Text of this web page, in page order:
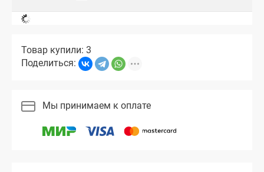
Товар купили: 3
Поделиться:
Мы принимаем к оплате